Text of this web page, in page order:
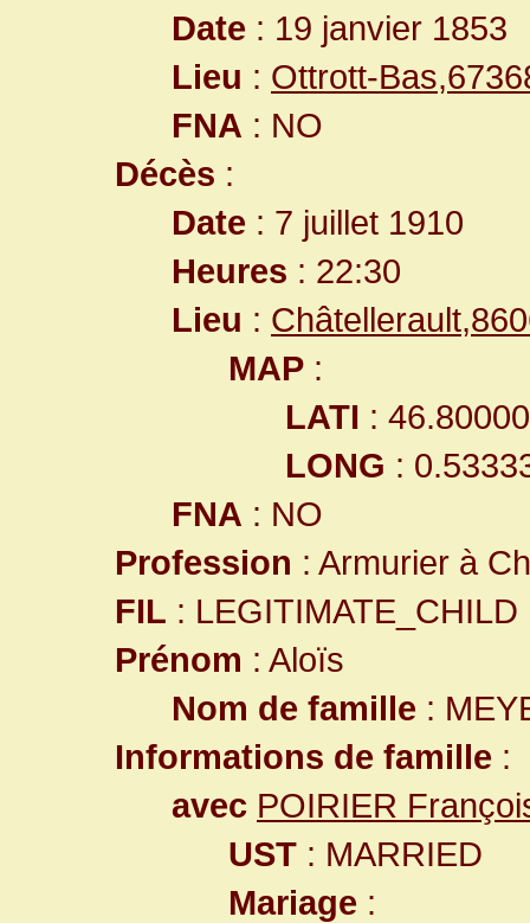
Date : 19 janvier 1853
Lieu : Ottrott-
FNA : NO
Décès :
Date : 7 juillet 1910
Heures : 22:30
Lieu :
MAP :
LATI :
LONG :
FNA : NO
Profession : Armurier à
FIL : LEGITIMATE_CHILD
Prénom : Aloïs
Nom de famille :
Informations de famille :
avec POIRIER
UST : MARRIED
Mariage :